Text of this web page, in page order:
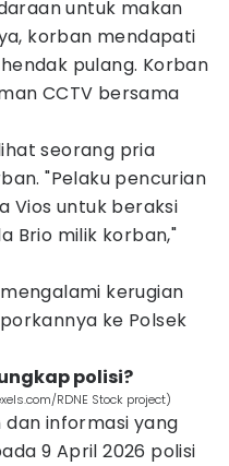
untuk makan
korban mendapati
pulang. Korban
CCTV bersama
seorang pria
"Pelaku pencurian
Vios untuk beraksi
Brio milik korban,"
kerugian
ke Polsek
polisi?
RDNE Stock project)
informasi yang
9 April 2026 polisi